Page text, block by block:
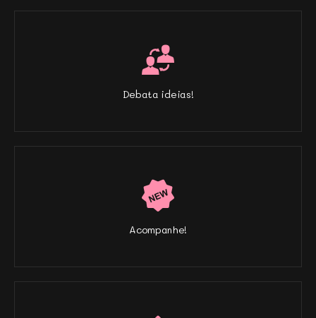
Debata ideias!
Acompanhe!